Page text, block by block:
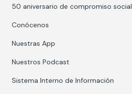
50 aniversario de compromiso social
Conócenos
Nuestras App
Nuestros Podcast
Sistema Interno de Información